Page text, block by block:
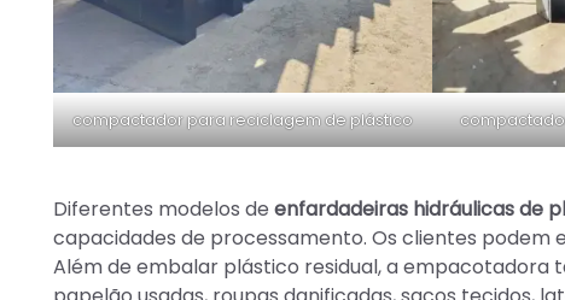
compactador para reciclagem de plástico
Diferentes modelos de enfardadeiras hidráulicas de
capacidades de processamento. Os clientes podem
Além de embalar plástico residual, a empacotadora